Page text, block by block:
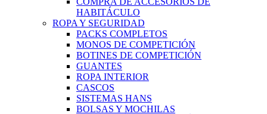
HABITÁCULO
ROPA Y SEGURIDAD
PACKS COMPLETOS
MONOS DE COMPETICIÓN
BOTINES DE COMPETICIÓN
GUANTES
ROPA INTERIOR
CASCOS
SISTEMAS HANS
BOLSAS Y MOCHILAS